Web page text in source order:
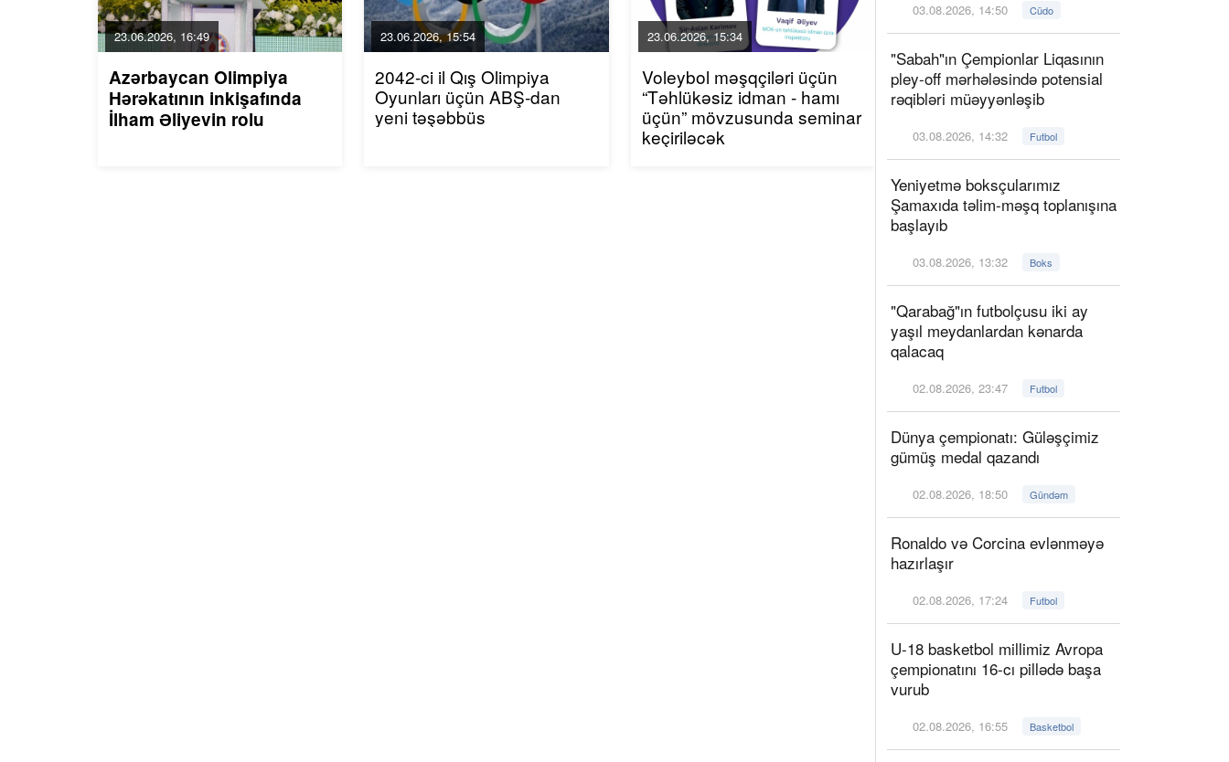
23.06.2026, 16:49
Azərbaycan Olimpiya
Hərəkatının inkişafında
İlham Əliyevin rolu
23.06.2026, 15:54
2042-ci il Qış Olimpiya
Oyunları üçün ABŞ-dan
yeni təşəbbüs
23.06.2026, 15:34
Voleybol məşqçiləri üçün
“Təhlükəsiz idman - hamı
üçün” mövzusunda seminar
keçiriləcək
03.08.2026, 14:50 Cüdo
"Sabah"ın Çempionlar Liqasının
pley-off mərhələsində potensial
rəqibləri müəyyənləşib
03.08.2026, 14:32 Futbol
Yeniyetmə boksçularımız
Şamaxıda təlim-məşq toplanışına
başlayıb
03.08.2026, 13:32 Boks
"Qarabağ"ın futbolçusu iki ay
yaşıl meydanlardan kənarda
qalacaq
02.08.2026, 23:47 Futbol
Dünya çempionatı: Güləşçimiz
gümüş medal qazandı
02.08.2026, 18:50 Gündəm
Ronaldo və Corcina evlənməyə
hazırlaşır
02.08.2026, 17:24 Futbol
U-18 basketbol millimiz Avropa
çempionatını 16-cı pillədə başa
vurub
02.08.2026, 16:55 Basketbol